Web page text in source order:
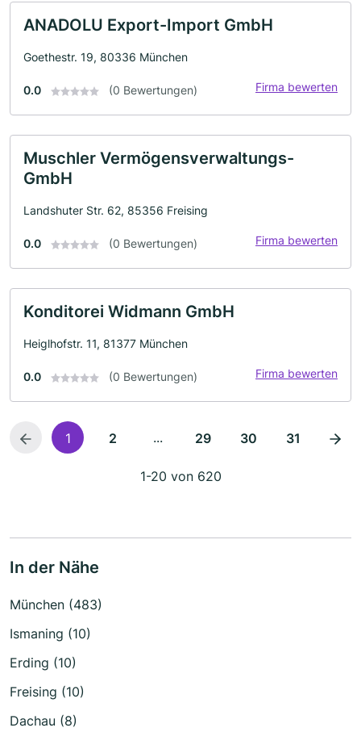
ANADOLU Export-Import GmbH
Goethestr. 19, 80336 München
0.0 (0 Bewertungen) Firma bewerten
Muschler Vermögensverwaltungs-
GmbH
Landshuter Str. 62, 85356 Freising
0.0 (0 Bewertungen) Firma bewerten
Konditorei Widmann GmbH
Heiglhofstr. 11, 81377 München
0.0 (0 Bewertungen) Firma bewerten
1 2 ... 29 30 31
1-20 von 620
In der Nähe
München (483)
Ismaning (10)
Erding (10)
Freising (10)
Dachau (8)